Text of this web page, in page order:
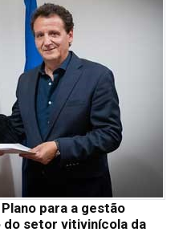
para a gestão
setor vitivinícola da